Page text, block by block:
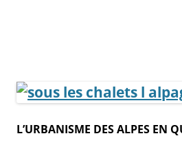
L’URBANISME DES ALPES EN